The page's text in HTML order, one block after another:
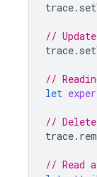
trace.
//
trace.
//
let
//
trace.
// Read